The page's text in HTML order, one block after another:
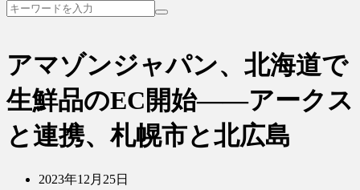
アマゾンジャパン、北海道で
生鮮品のEC開始――アークス
と連携、札幌市と北広島
2023年12月25日